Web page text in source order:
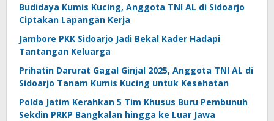
Budidaya Kumis Kucing, Anggota TNI AL di Sidoarjo
Ciptakan Lapangan Kerja
Jambore PKK Sidoarjo Jadi Bekal Kader Hadapi
Tantangan Keluarga
Prihatin Darurat Gagal Ginjal 2025, Anggota TNI AL di
Sidoarjo Tanam Kumis Kucing untuk Kesehatan
Polda Jatim Kerahkan 5 Tim Khusus Buru Pembunuh
Sekdin PRKP Bangkalan hingga ke Luar Jawa